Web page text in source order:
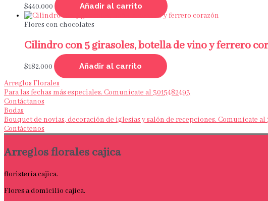
$440,000 Añadir al carrito
Flores con chocolates
Cilindro con 5 girasoles, botella de vino y ferrero
$182,000
Añadir al carrito
Arreglos Florales
Para las fechas más especiales. Comunícate al 3015482493
Contáctanos
Bodas
Bouquet de novias, decoración de iglesias y salón de recepciones. Comunícate al
Contáctenos
Arreglos florales cajica
floristería cajica.
Flores a domicilio cajica.